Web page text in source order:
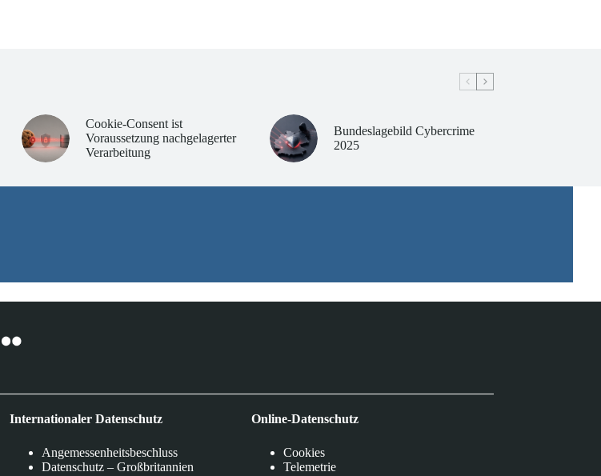
Cookie-Consent ist
Voraussetzung nachgelagerter
Verarbeitung
Bundeslagebild Cybercrime
2025
Internationaler Datenschutz
Angemessenheitsbeschluss
Datenschutz – Großbritannien
Online-Datenschutz
Cookies
Telemetrie